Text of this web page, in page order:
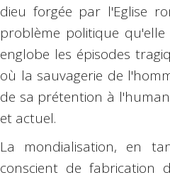
dieu forgée par l'Eglise
problème politique
englobe les épisodes
où la sauvagerie de
de sa prétention à
et actuel.
La mondialisation, en
conscient de fabrication